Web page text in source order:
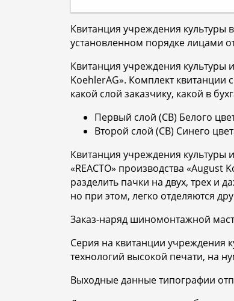
Квитанция учреждения
установленном порядке лицами
Квитанция учреждения культуры
KoehlerAG». Комплект квитанции
какой слой заказчику, какой в
Первый слой (СВ) Белого
Второй слой (СВ) Синего
Квитанция учреждения культуры
«REACTO» производства
разделить пачки на двух, трех и
но при этом, легко отделяются
Заказ-наряд шиномонтажной
Серия на квитанции учреждения
технологий высокой печати, на
Выходные данные типографии